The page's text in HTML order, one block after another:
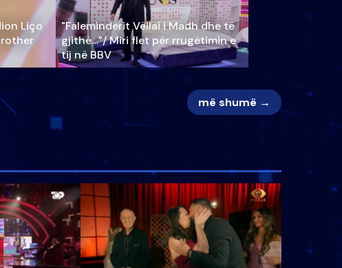
Liço
"Faleminderit Vëllai i Madh dhe të
gjithë…"/ Miri flet për rrugëtimin e
tij në BBV
më shumë →